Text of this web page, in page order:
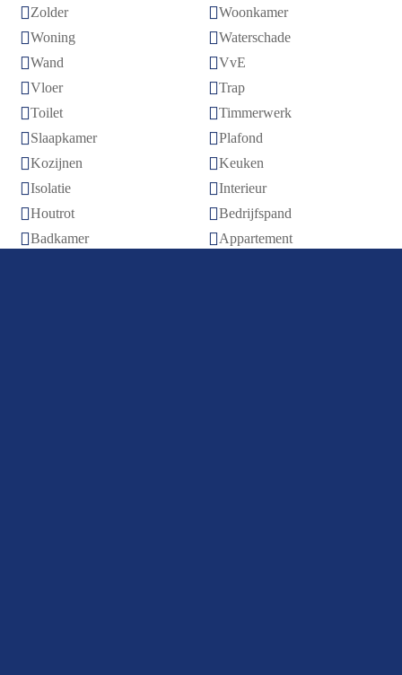
Zolder Woonkamer
Woning Waterschade
Wand VvE
Vloer Trap
Toilet Timmerwerk
Slaapkamer Plafond
Kozijnen Keuken
Isolatie Interieur
Houtrot Bedrijfspand
Badkamer Appartement